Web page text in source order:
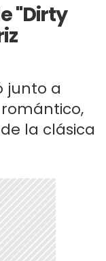
"Dirty
junto a
la clásica